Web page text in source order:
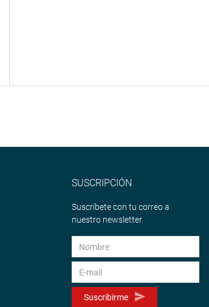
SUSCRIPCIÓN
Suscríbete con tu correo a
nuestro newsletter.
Suscribirme